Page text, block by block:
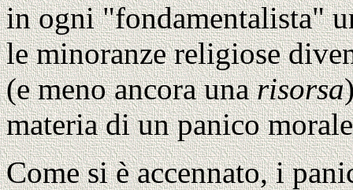
in ogni "fondamentalista"
le minoranze religiose
(e meno ancora unarisorsa
materia di un panico
Come si è accennato, i